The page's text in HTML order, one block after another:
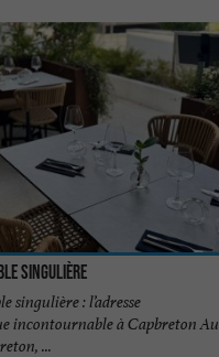
Singulière
singulière : l’adresse
incontournable à Capbreton Au
...